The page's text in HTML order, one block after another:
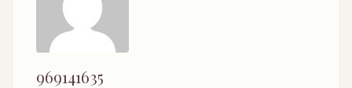
969141635